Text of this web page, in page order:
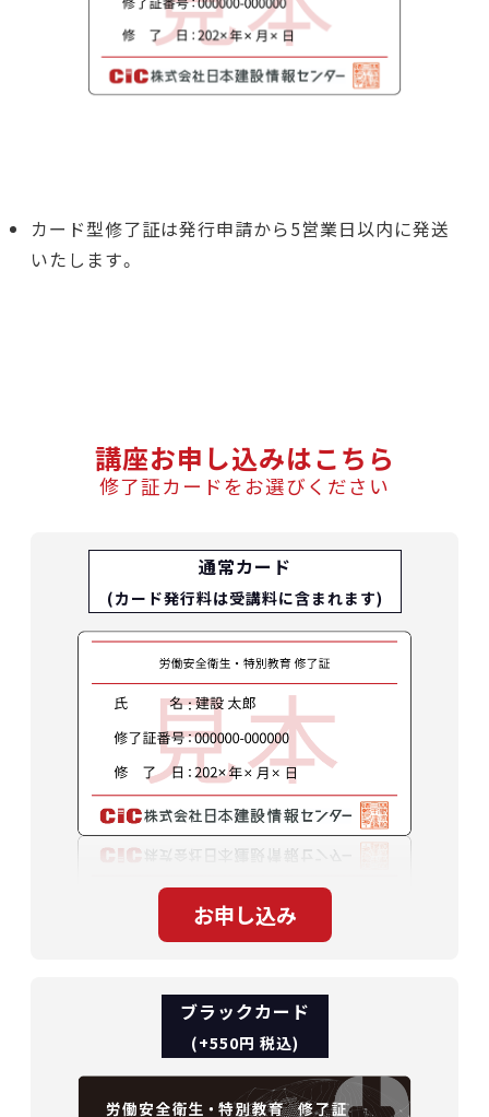
講座お申し込みはこちら
修了証カードをお選びください
通常カード
(カード発行料は受講料に含まれます)
ブラックカード
(+550円 税込)